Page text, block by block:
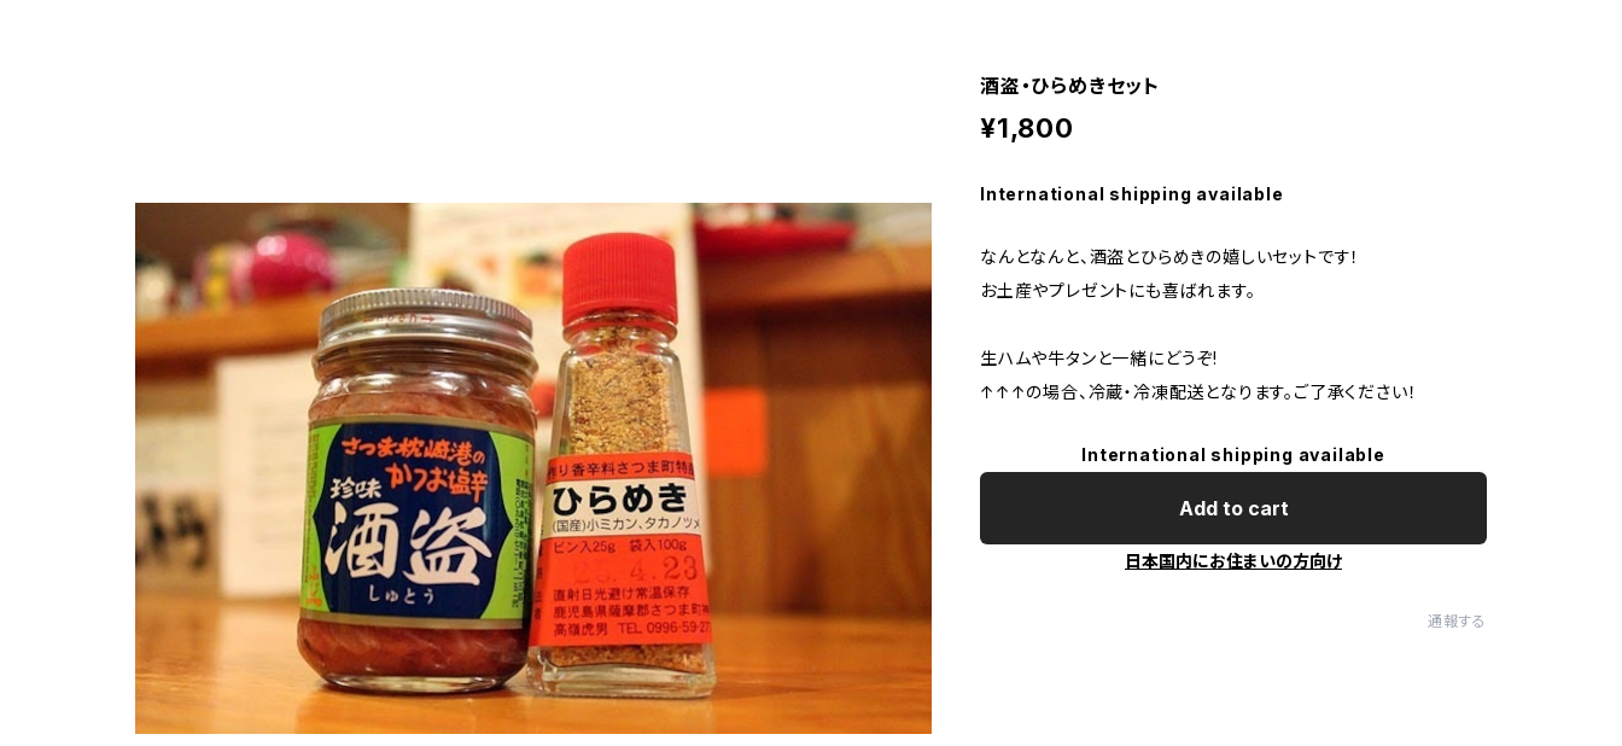
酒盗・ひらめきセット
¥1,800
International shipping available
なんとなんと、酒盗とひらめきの嬉しいセットです！
お土産やプレゼントにも喜ばれます。
生ハムや牛タンと一緒にどうぞ!
↑↑↑の場合、冷蔵・冷凍配送となります。ご了承ください！
International shipping available
Add to cart
日本国内にお住まいの方向け
通報する